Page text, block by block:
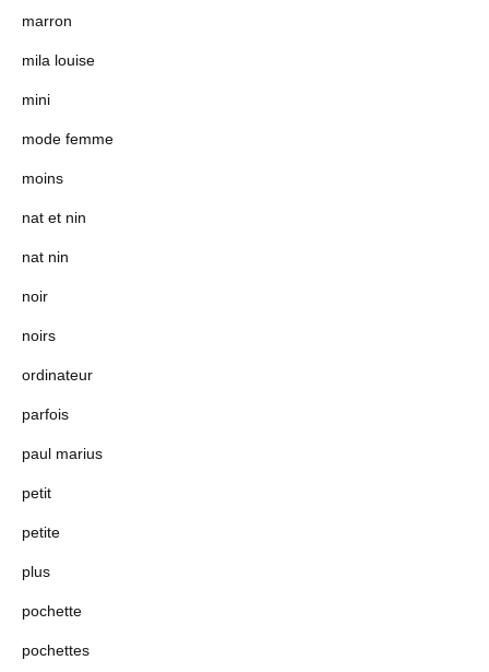
marron
mila louise
mini
mode femme
moins
nat et nin
nat nin
noir
noirs
ordinateur
parfois
paul marius
petit
petite
plus
pochette
pochettes